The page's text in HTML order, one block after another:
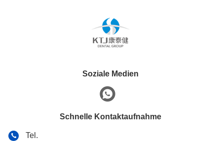
Soziale Medien
Schnelle Kontaktaufnahme
Tel.